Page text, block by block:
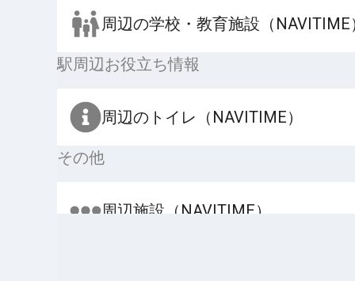
周辺の学校・教育施設（NAVITIME
駅周辺お役立ち情報
周辺のトイレ（NAVITIME）
その他
周辺施設（NAVITIME）